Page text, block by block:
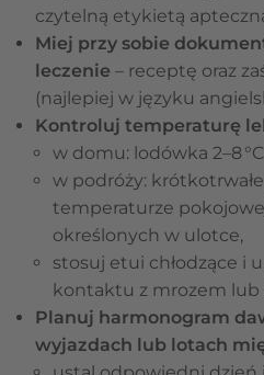
czytelną etykietą
Miej przy sobie
leczenie – receptę oraz
(najlepiej w języku
Kontroluj temperaturę
w domu: lodówka 2–8
w podróży:
temperaturze
określonych w ulotce,
stosuj etui chłodzące i
kontaktu z mrozem lub
Planuj harmonogram
wyjazdach lub lotach